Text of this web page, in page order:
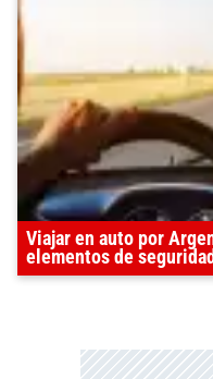
Viajar en auto por
elementos de